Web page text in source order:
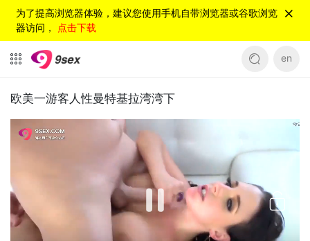
为了提高浏览器体验，建议您使用手机自带浏览器或谷歌浏览
器访问， 点击下载
en
欧美一游客人性曼特基拉湾湾下